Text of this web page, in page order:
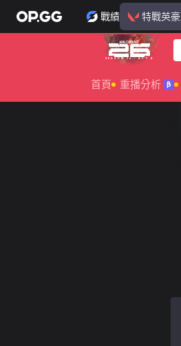
戰績 特戰英豪
SEASON 26 : ACT 4
首頁 重播分析 β